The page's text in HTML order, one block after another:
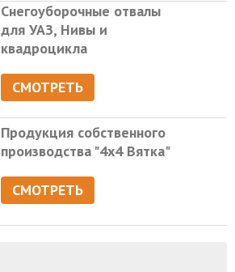
Снегоуборочные отвалы
для УАЗ, Нивы и
квадроцикла
СМОТРЕТЬ
Продукция собственного
производства "4х4 Вятка"
СМОТРЕТЬ